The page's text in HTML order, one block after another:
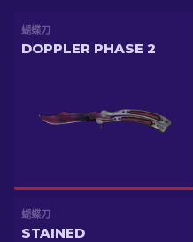
蝴蝶刀
DOPPLER PHASE 2
蝴蝶刀
STAINED